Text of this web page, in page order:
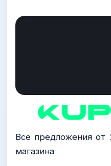
Все предложения от
магазина